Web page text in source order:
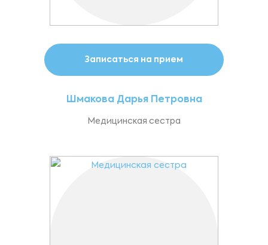
Записаться на прием
Шмакова Дарья Петровна
Медицинская сестра